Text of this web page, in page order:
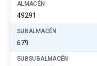
ALMACÉN
49291
SUBALMACÉN
679
SUBSUBALMACÉN